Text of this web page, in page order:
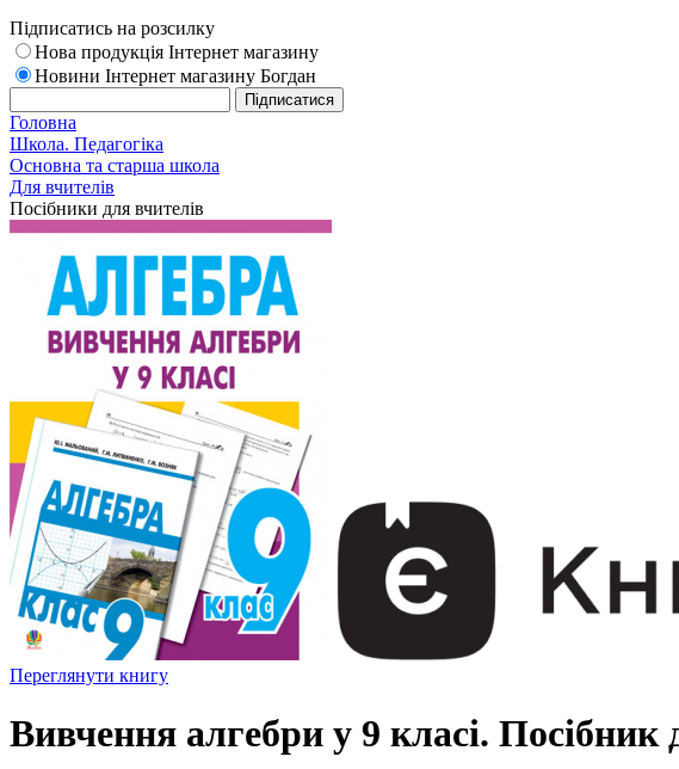
Підписатись на розсилку
Нова продукція Інтернет магазину
Новини Інтернет магазину Богдан
Головна
Школа. Педагогіка
Основна та старша школа
Для вчителів
Посібники для вчителів
Переглянути книгу
Вивчення алгебри у 9 класі. Посібник